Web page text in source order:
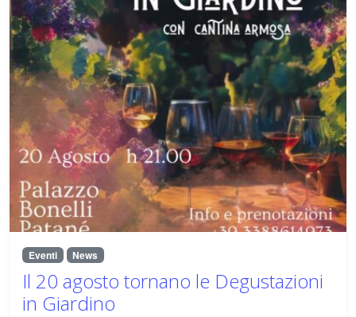
Eventi News
Il 20 agosto tornano le Degustazioni
in Giardino